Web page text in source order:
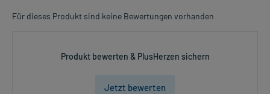
Für dieses Produkt sind keine Bewertungen vorhanden
Produkt bewerten & PlusHerzen sichern
Jetzt bewerten